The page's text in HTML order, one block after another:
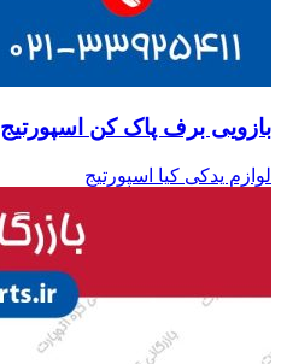
بازویی برف پاک کن اسپورتیج
لوازم یدکی کیا اسپورتیج